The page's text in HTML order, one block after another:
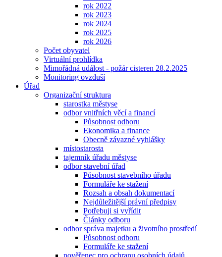
rok 2022
rok 2023
rok 2024
rok 2025
rok 2026
Počet obyvatel
Virtuální prohlídka
Mimořádná událost - požár cisteren 28.2.2025
Monitoring ovzduší
Úřad
Organizační struktura
starostka městyse
odbor vnitřních věcí a financí
Působnost odboru
Ekonomika a finance
Obecně závazné vyhlášky
místostarosta
tajemník úřadu městyse
odbor stavební úřad
Působnost stavebního úřadu
Formuláře ke stažení
Rozsah a obsah dokumentací
Nejdůležitější právní předpisy
Potřebuji si vyřídit
Články odboru
odbor správa majetku a životního prostředí
Působnost odboru
Formuláře ke stažení
pověřenec pro ochranu osobních údajů